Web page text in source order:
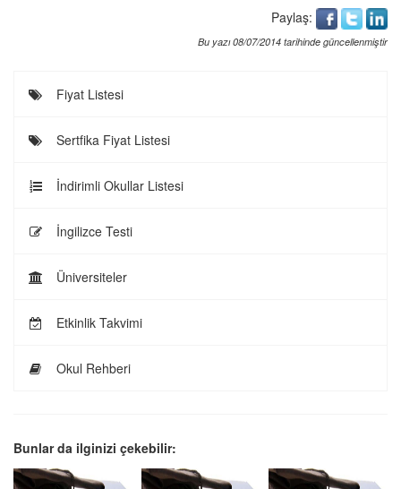
Paylaş:
Bu yazı 08/07/2014 tarihinde güncellenmiştir
Fiyat Listesi
Sertfika Fiyat Listesi
İndirimli Okullar Listesi
İngilizce Testi
Üniversiteler
Etkinlik Takvimi
Okul Rehberi
Bunlar da ilginizi çekebilir: